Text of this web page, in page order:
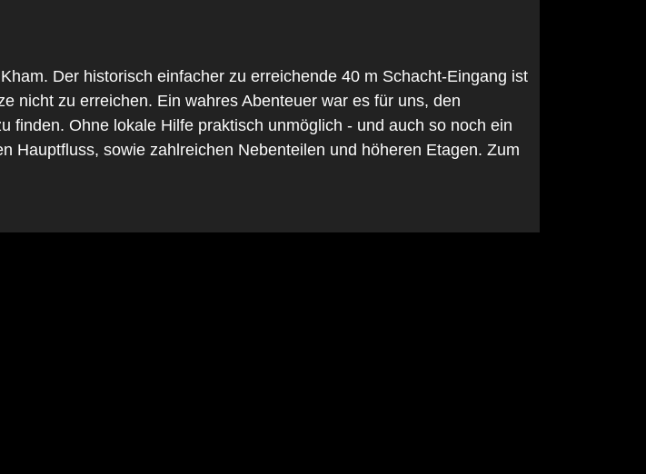
Der historisch einfacher zu erreichende 40 m Schacht-Eingang ist
nicht zu erreichen. Ein wahres Abenteuer war es für uns, den
finden. Ohne lokale Hilfe praktisch unmöglich - und auch so noch ein
Hauptfluss, sowie zahlreichen Nebenteilen und höheren Etagen. Zum